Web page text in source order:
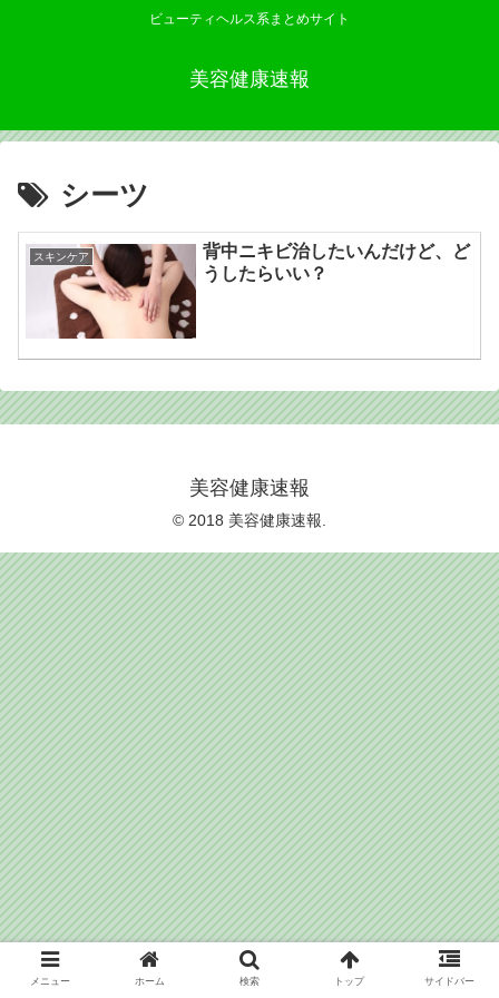
ビューティヘルス系まとめサイト
美容健康速報
シーツ
スキンケア
背中ニキビ治したいんだけど、ど
うしたらいい？
美容健康速報
© 2018 美容健康速報.
メニュー ホーム 検索 トップ サイドバー